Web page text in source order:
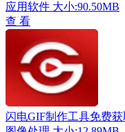
应用软件 大小:90.50MB
查 看
闪电GIF制作工具免费获